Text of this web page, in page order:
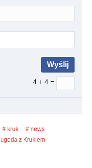
4 + 4 =
kruk
news
ugoda z Krukiem